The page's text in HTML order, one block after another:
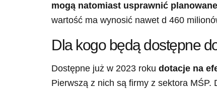
mogą natomiast usprawnić
wartość ma wynosić nawet d 460
Dla kogo będą dostępne
Dostępne już w 2023 roku dotacje na
Pierwszą z nich są firmy z sektora MŚP.